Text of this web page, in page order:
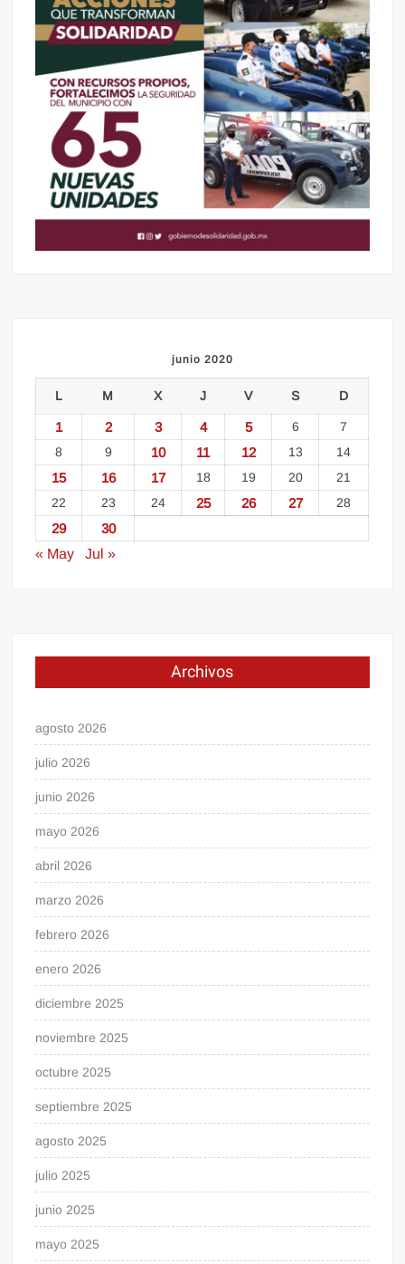
junio 2020
L M X J V S D
1 2 3 4 5 6
7
8
9 10 11 12 13 14
15 16 17 18 19 20
21
22
23 24 25 26 27 28
29
30
« May
Jul »
Archivos
agosto 2026
julio 2026
junio 2026
mayo 2026
abril 2026
marzo 2026
febrero 2026
enero 2026
diciembre 2025
noviembre 2025
octubre 2025
septiembre 2025
agosto 2025
julio 2025
junio 2025
mayo 2025